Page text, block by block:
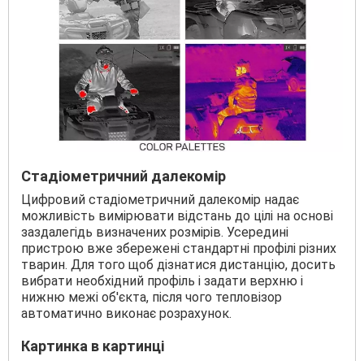
Стадіометричний далекомір
Цифровий стадіометричний далекомір надає
можливість вимірювати відстань до цілі на основі
заздалегідь визначених розмірів. Усередині
пристрою вже збережені стандартні профілі різних
тварин. Для того щоб дізнатися дистанцію, досить
вибрати необхідний профіль і задати верхню і
нижню межі об'єкта, після чого тепловізор
автоматично виконає розрахунок.
Картинка в картинці